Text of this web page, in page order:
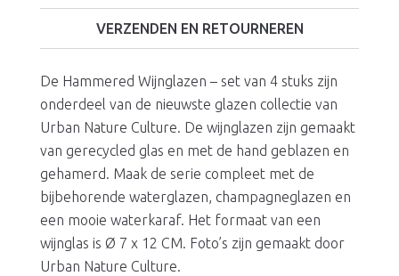
VERZENDEN EN RETOURNEREN
De Hammered Wijnglazen – set van 4 stuks zijn
onderdeel van de nieuwste glazen collectie van
Urban Nature Culture. De wijnglazen zijn gemaakt
van gerecycled glas en met de hand geblazen en
gehamerd. Maak de serie compleet met de
bijbehorende waterglazen, champagneglazen en
een mooie waterkaraf. Het formaat van een
wijnglas is Ø 7 x 12 CM. Foto’s zijn gemaakt door
Urban Nature Culture.